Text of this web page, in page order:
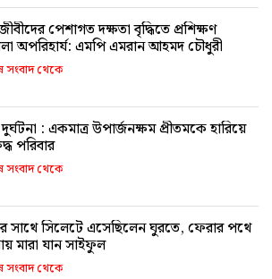
পেশাগত দক্ষতা বৃদ্ধিতে প্রশিক্ষণ
অপরিহার্য: এমপি এমরান আহমদ চৌধুরী
সংবাদ থেকে
: একমাত্র উপার্জনক্ষম প্রীতমকে হারিয়ে
পরিবার
সংবাদ থেকে
সাথে সিলেটে এসেছিলেন ঘুরতে, ফেরার পথে
মারা যান সাইফুল
সংবাদ থেকে